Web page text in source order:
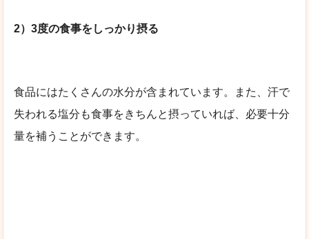
2）3度の食事をしっかり摂る
食品にはたくさんの水分が含まれています。また、汗で
失われる塩分も食事をきちんと摂っていれば、必要十分
量を補うことができます。